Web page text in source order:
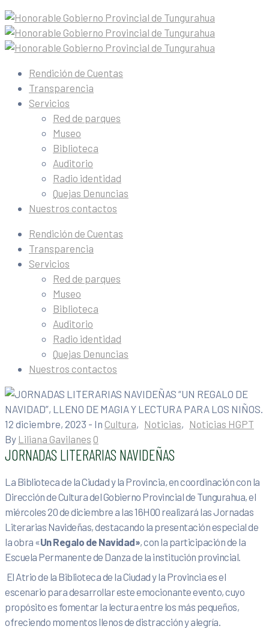
Rendición de Cuentas
Transparencia
Servicios
Red de parques
Museo
Biblioteca
Auditorio
Radio identidad
Quejas Denuncias
Nuestros contactos
Rendición de Cuentas
Transparencia
Servicios
Red de parques
Museo
Biblioteca
Auditorio
Radio identidad
Quejas Denuncias
Nuestros contactos
12 diciembre, 2023 - In Cultura‚ Noticias‚ Noticias HGPT
By Liliana Gavilanes 0
JORNADAS LITERARIAS NAVIDEÑAS
La Biblioteca de la Ciudad y la Provincia, en coordinación con la
Dirección de Cultura del Gobierno Provincial de Tungurahua, el
miércoles 20 de diciembre a las 16H00 realizará las Jornadas
Literarias Navideñas, destacando la presentación especial de
la obra «Un Regalo de Navidad», con la participación de la
Escuela Permanente de Danza de la institución provincial.
El Atrio de la Biblioteca de la Ciudad y la Provincia es el
escenario para desarrollar este emocionante evento, cuyo
propósito es fomentar la lectura entre los más pequeños,
ofreciendo momentos llenos de distracción y alegría.